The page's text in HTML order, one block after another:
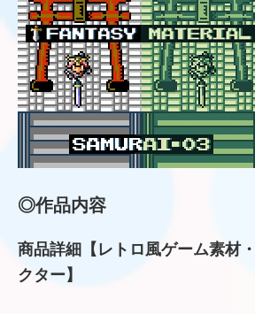
◎作品内容
商品詳細【レトロ風ゲーム素材
クター】